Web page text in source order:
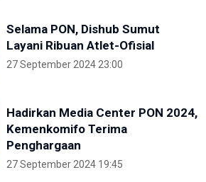
Selama PON, Dishub Sumut
Layani Ribuan Atlet-Ofisial
27 September 2024 23:00
Hadirkan Media Center PON 2024,
Kemenkomifo Terima
Penghargaan
27 September 2024 19:45